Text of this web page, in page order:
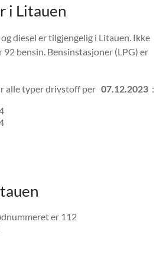
i Litauen
diesel er tilgjengelig i Litauen. Ikke
bensin. Bensinstasjoner (LPG) er
alle typer drivstoff per07.12.2023 :
er 112